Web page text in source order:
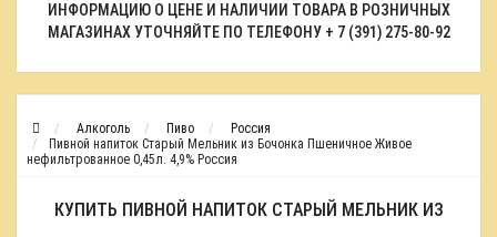
ИНФОРМАЦИЮ О ЦЕНЕ И НАЛИЧИИ ТОВАРА В РОЗНИЧНЫХ
МАГАЗИНАХ УТОЧНЯЙТЕ ПО ТЕЛЕФОНУ + 7 (391) 275-80-92
Алкоголь Пиво
Россия
Пивной напиток Старый Мельник из Бочонка Пшеничное Живое
нефильтрованное 0,45л. 4,9% Россия
КУПИТЬ ПИВНОЙ НАПИТОК СТАРЫЙ МЕЛЬНИК ИЗ